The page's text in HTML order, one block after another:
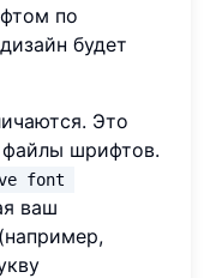
по
будет
Это
файлы шрифтов.
font
ваш